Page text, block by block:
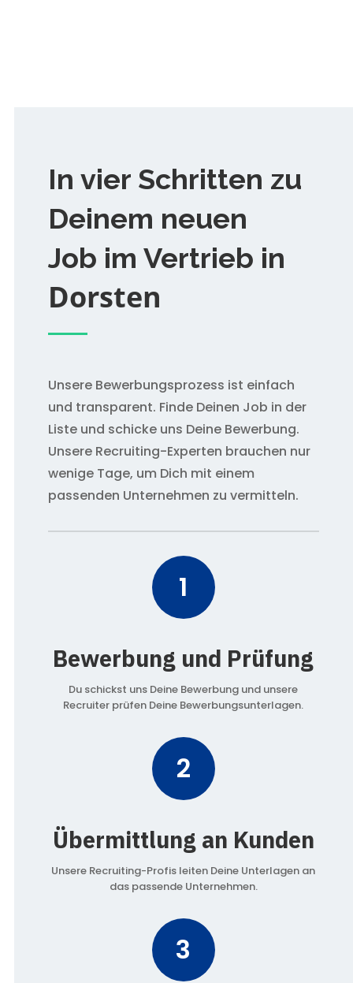
In vier Schritten zu
Deinem neuen
Job im Vertrieb in
Dorsten
Unsere Bewerbungsprozess ist einfach
und transparent. Finde Deinen Job in der
Liste und schicke uns Deine Bewerbung.
Unsere Recruiting-Experten brauchen nur
wenige Tage, um Dich mit einem
passenden Unternehmen zu vermitteln.
1
Bewerbung und Prüfung
Du schickst uns Deine Bewerbung und unsere
Recruiter prüfen Deine Bewerbungsunterlagen.
2
Übermittlung an Kunden
Unsere Recruiting-Profis leiten Deine Unterlagen an
das passende Unternehmen.
3